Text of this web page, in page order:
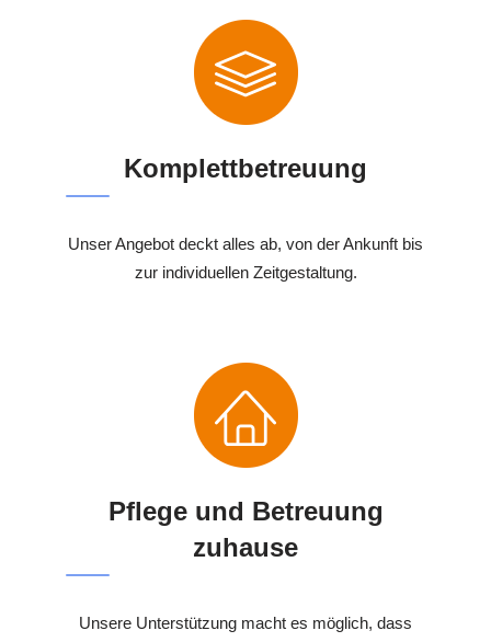
Komplettbetreuung
Unser Angebot deckt alles ab, von der Ankunft bis
zur individuellen Zeitgestaltung.
Pflege und Betreuung
zuhause
Unsere Unterstützung macht es möglich, dass